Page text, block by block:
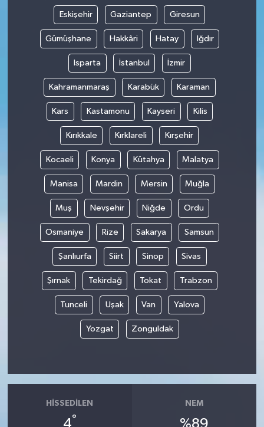
Eskişehir Gaziantep Giresun
Gümüşhane Hakkâri Hatay Iğdır
Isparta İstanbul İzmir
Kahramanmaraş Karabük Karaman
Kars Kastamonu Kayseri Kilis
Kırıkkale Kırklareli Kırşehir
Kocaeli Konya Kütahya Malatya
Manisa Mardin Mersin Muğla
Muş Nevşehir Niğde Ordu
Osmaniye Rize Sakarya Samsun
Şanlıurfa Siirt Sinop Sivas
Şırnak Tekirdağ Tokat Trabzon
Tunceli Uşak Van Yalova
Yozgat Zonguldak
HISSEDILEN
4°
NEM
%89